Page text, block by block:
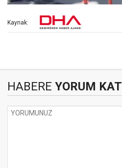
Kaynak:
HABERE YORUM KAT